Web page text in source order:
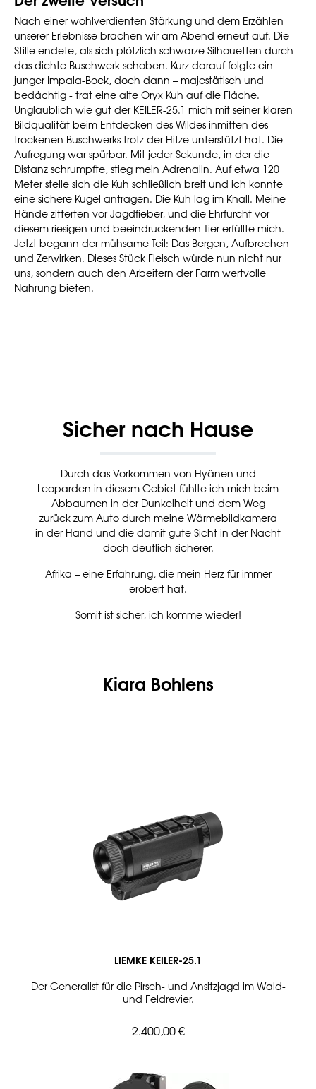
Nach einer wohlverdienten Stärkung und dem Erzählen
unserer Erlebnisse brachen wir am Abend erneut auf. Die
Stille endete, als sich plötzlich schwarze Silhouetten durch
das dichte Buschwerk schoben. Kurz darauf folgte ein
junger Impala-Bock, doch dann – majestätisch und
bedächtig - trat eine alte Oryx Kuh auf die Fläche.
Unglaublich wie gut der KEILER-25.1 mich mit seiner klaren
Bildqualität beim Entdecken des Wildes inmitten des
trockenen Buschwerks trotz der Hitze unterstützt hat. Die
Aufregung war spürbar. Mit jeder Sekunde, in der die
Distanz schrumpfte, stieg mein Adrenalin. Auf etwa 120
Meter stelle sich die Kuh schließlich breit und ich konnte
eine sichere Kugel antragen. Die Kuh lag im Knall. Meine
Hände zitterten vor Jagdfieber, und die Ehrfurcht vor
diesem riesigen und beeindruckenden Tier erfüllte mich.
Jetzt begann der mühsame Teil: Das Bergen, Aufbrechen
und Zerwirken. Dieses Stück Fleisch würde nun nicht nur
uns, sondern auch den Arbeitern der Farm wertvolle
Nahrung bieten.
Sicher nach Hause
Durch das Vorkommen von Hyänen und
Leoparden in diesem Gebiet fühlte ich mich beim
Abbaumen in der Dunkelheit und dem Weg
zurück zum Auto durch meine Wärmebildkamera
in der Hand und die damit gute Sicht in der Nacht
doch deutlich sicherer.
Afrika – eine Erfahrung, die mein Herz für immer
erobert hat.
Somit ist sicher, ich komme wieder!
Kiara Bohlens
LIEMKE KEILER-25.1
Der Generalist für die Pirsch- und Ansitzjagd im Wald-
und Feldrevier.
2.400,00 €